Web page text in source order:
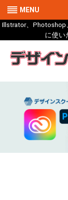
MENU
Illstrator、
に使い